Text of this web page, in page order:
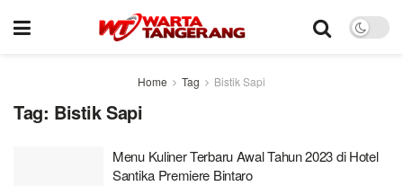
Home Tag Bistik Sapi
Tag: Bistik Sapi
Menu Kuliner Terbaru Awal Tahun 2023 di Hotel
Santika Premiere Bintaro